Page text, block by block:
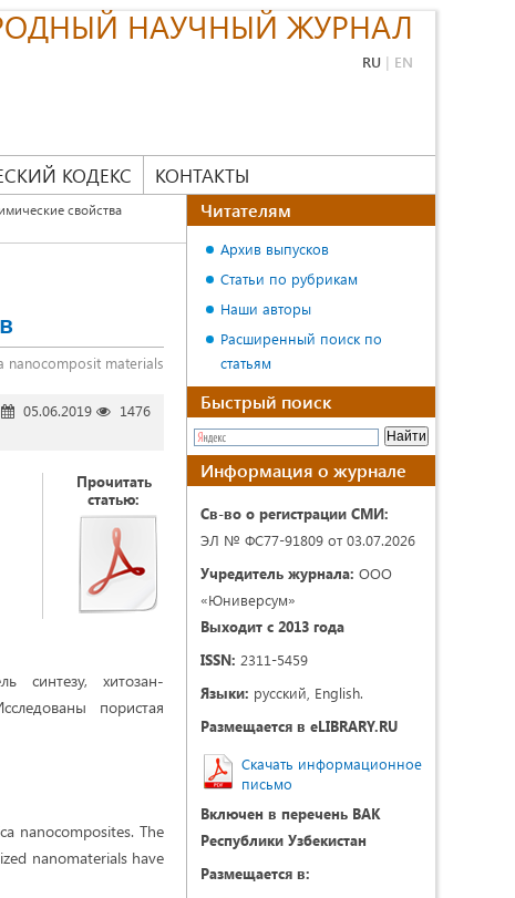
НАУЧНЫЙ ЖУРНАЛ
RU | EN
КОДЕКС КОНТАКТЫ
свойства
nanocomposit materials
05.06.2019
1476
Прочитать
статью:
синтезу, хитозан-
пористая
nanocomposites. The
nanomaterials have
Читателям
Архив выпусков
Статьи по рубрикам
Наши авторы
Расширенный поиск по
статьям
Быстрый поиск
Информация о журнале
Св-во о регистрации СМИ:
ЭЛ № ФС77-91809 от 03.07.2026
Учредитель журнала: ООО
«Юниверсум»
Выходит с 2013 года
ISSN: 2311-5459
Языки: русский, English.
Размещается в eLIBRARY.RU
Скачать информационное
письмо
Включен в перечень ВАК
Республики Узбекистан
Размещается в: